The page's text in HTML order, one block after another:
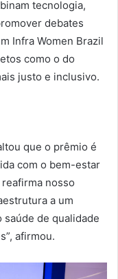
tecnologia,
debates
Infra Women Brazil
como o do
justo e inclusivo.
que o prêmio é
com o bem-estar
nosso
a um
de qualidade
afirmou.